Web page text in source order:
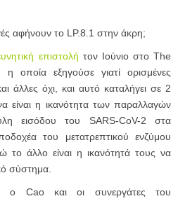
αφήνουν το LP.8.1 στην άκρη;
επιστολή τον Ιούνιο στο The
οποία εξηγούσε γιατί ορισμένες
άλλες όχι, και αυτό καταλήγει σε 2
είναι η ικανότητα των παραλλαγών
εισόδου του SARS-CoV-2 στα
του μετατρεπτικού ενζύμου
το άλλο είναι η ικανότητά τους να
σύστημα.
ο Cao και οι συνεργάτες του